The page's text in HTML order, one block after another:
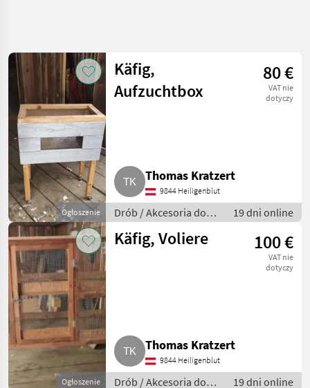
Ogłoszenie
Käfig,
Aufzuchtbox
80 €
VAT nie
dotyczy
Thomas Kratzert
9844 Heiligenblut
Drób / Akcesoria do
hodowli drobiu
19 dni online
Ogłoszenie
Käfig, Voliere 100 €
VAT nie
dotyczy
Thomas Kratzert
9844 Heiligenblut
Drób / Akcesoria do
19 dni online